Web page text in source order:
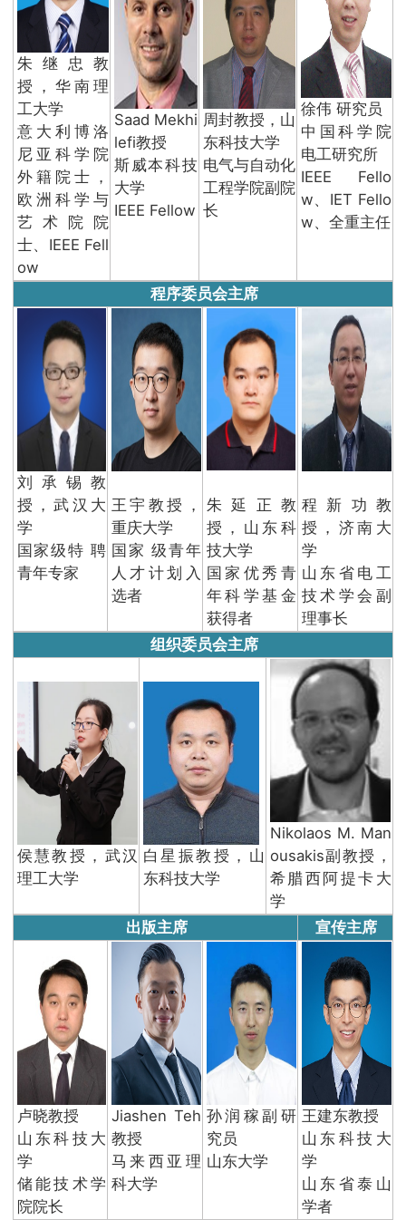
朱继忠教
授，华南理
工大学
意大利博洛
尼亚科学院
外籍院士，
欧洲科学与
艺术院院
士、IEEE Fell
ow
Saad Mekhi
lefi教授
斯威本科技
大学
IEEE Fellow
周封教授，山
东科技大学
电气与自动化
工程学院副院
长
徐伟 研究员
中国科学院
电工研究所
IEEE Fello
w、IET Fello
w、全重主任
程序委员会主席
刘承锡教
授，武汉大
学
国家级特 聘
青年专家
王宇教授，
重庆大学
国家 级青年
人才计划入
选者
朱延正教
授，山东科
技大学
国家优秀青
年科学基金
获得者
程新功教
授，济南大
学
山东省电工
技术学会副
理事长
组织委员会主席
侯慧教授，武汉
理工大学
白星振教授，山
东科技大学
Nikolaos M. Man
ousakis副教授，
希腊西阿提卡大
学
出版主席
宣传主席
卢晓教授
山东科技大
学
储能技术学
院院长
Jiashen Teh
教授
马来西亚理
科大学
孙润稼副研
究员
山东大学
王建东教授
山东科技大
学
山东省泰山
学者